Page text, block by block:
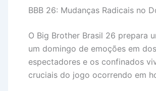
BBB 26: Mudanças Radicais no
O Big Brother Brasil 26 prepara
um domingo de emoções em
espectadores e os confinados
cruciais do jogo ocorrendo em